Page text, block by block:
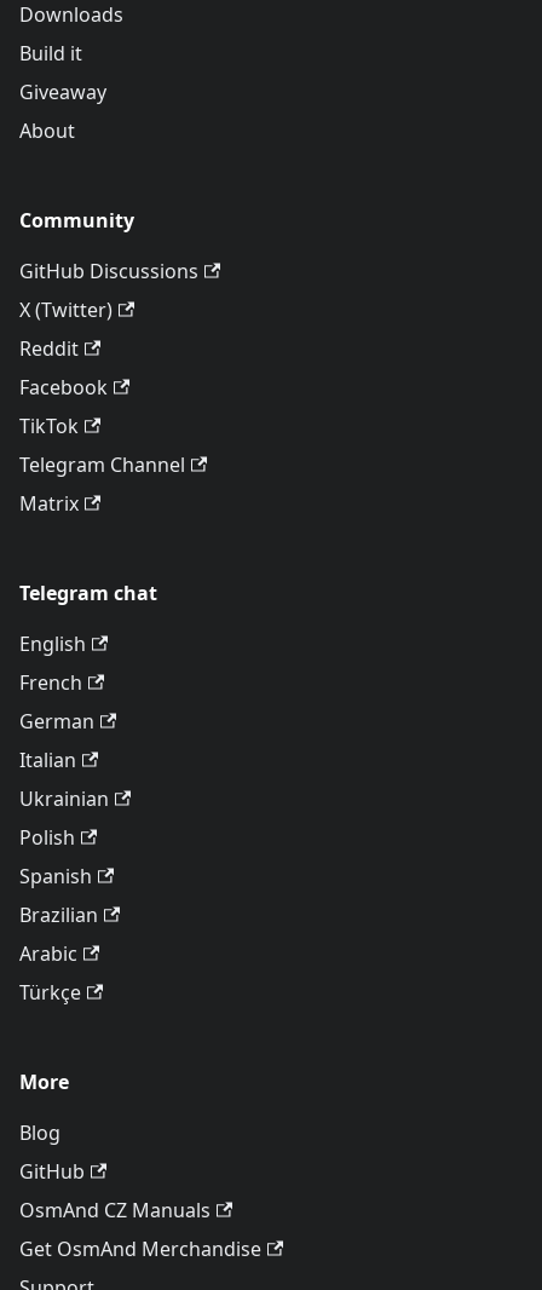
Downloads
Build it
Giveaway
About
Community
GitHub Discussions
X (Twitter)
Reddit
Facebook
TikTok
Telegram Channel
Matrix
Telegram chat
English
French
German
Italian
Ukrainian
Polish
Spanish
Brazilian
Arabic
Türkçe
More
Blog
GitHub
OsmAnd CZ Manuals
Get OsmAnd Merchandise